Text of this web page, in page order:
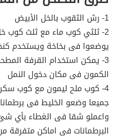
1- رش الثقوب بالخل الأبيض
2- ثلثي كوب ماء مع ثلث كوب
يوضعوا فى بخاخة ويستخدم
3- يمكن استخدام القرفة
الكمون فى مكان دخول النمل
4- كوب ملح ليمون مع كوب
جميعا وضعو الخليط فى
واعملو شقا فى الغطاء بأي
البرطمانات فى اماكن متفرقة